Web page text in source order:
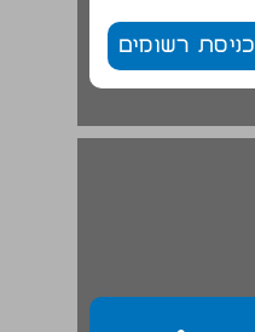
כניסת רשומים